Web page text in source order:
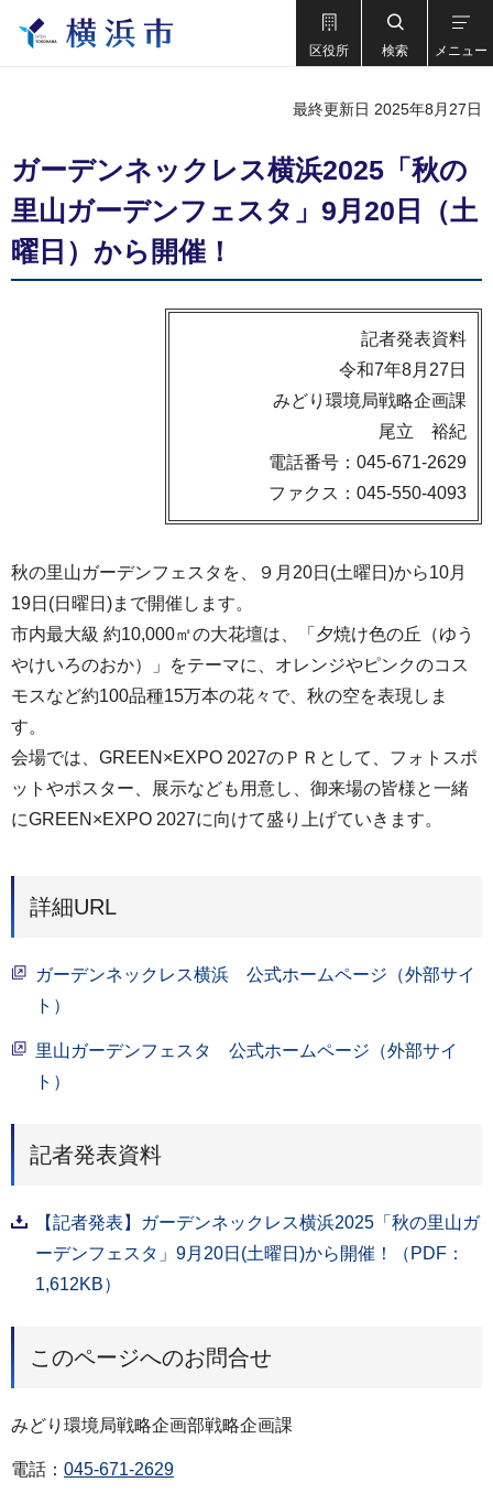
区役所 検索 メニュー
最終更新日 2025年8月27日
ガーデンネックレス横浜2025「秋の
里山ガーデンフェスタ」9月20日（土
曜日）から開催！
記者発表資料
令和7年8月27日
みどり環境局戦略企画課
尾立 裕紀
電話番号：045-671-2629
ファクス：045-550-4093
秋の里山ガーデンフェスタを、９月20日(土曜日)から10月
19日(日曜日)まで開催します。
市内最大級 約10,000㎡の大花壇は、「夕焼け色の丘（ゆう
やけいろのおか）」をテーマに、オレンジやピンクのコス
モスなど約100品種15万本の花々で、秋の空を表現しま
す。
会場では、GREEN×EXPO 2027のＰＲとして、フォトスポ
ットやポスター、展示なども用意し、御来場の皆様と一緒
にGREEN×EXPO 2027に向けて盛り上げていきます。
詳細URL
ガーデンネックレス横浜 公式ホームページ（外部サイ
ト）
里山ガーデンフェスタ 公式ホームページ（外部サイ
ト）
記者発表資料
【記者発表】ガーデンネックレス横浜2025「秋の里山ガ
ーデンフェスタ」9月20日(土曜日)から開催！（PDF：
1,612KB）
このページへのお問合せ
みどり環境局戦略企画部戦略企画課
電話： 045-671-2629